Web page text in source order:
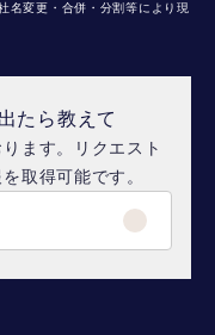
名変更・合併・分割等により現
たら教えて
ます。リクエスト
取得可能です。